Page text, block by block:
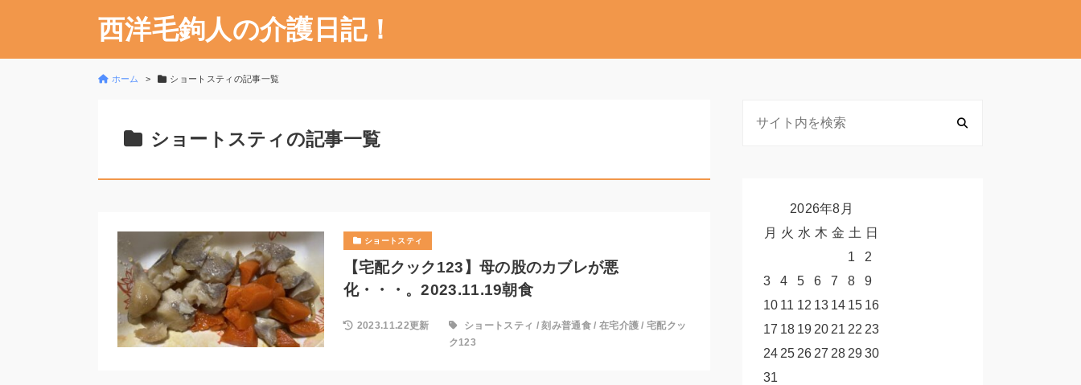
西洋毛鉤人の介護日記！
ホーム ショートスティの記事一覧
ショートスティの記事一覧
ショートスティ
【宅配クック123】母の股のカブレが悪
化・・・。2023.11.19朝食
2023.11.22更新 ショートスティ /刻み普通食/ 在宅介護 /宅配クッ
ク123
2026年8月
月 火 水 木 金 土 日
1
2
3
4 5 6 7 8
9
10 11 12 13 14 15 16
17 18 19 20 21 22 23
24 25 26 27 28 2930
31